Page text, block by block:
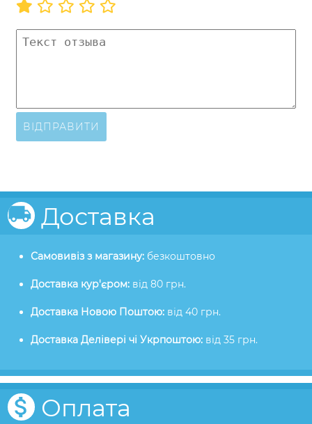
ВІДПРАВИТИ
Доставка
Самовивіз з магазину: безкоштовно
Доставка кур'єром: від 80 грн.
Доставка Новою Поштою: від 40 грн.
Доставка Делівері чі Укрпоштою: від 35 грн.
Оплата